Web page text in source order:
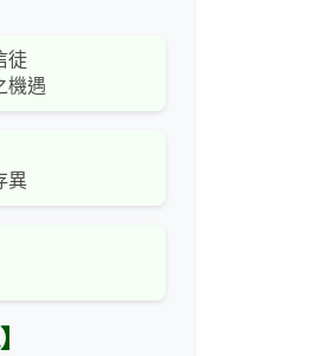
徒
機遇
異